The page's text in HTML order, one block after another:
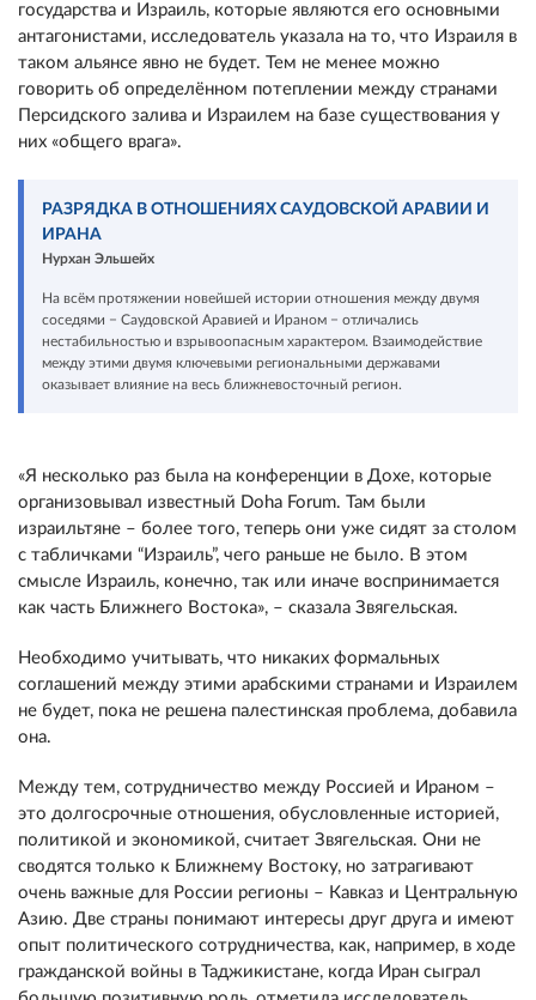
государства и Израиль, которые являются его основными
антагонистами, исследователь указала на то, что Израиля в
таком альянсе явно не будет. Тем не менее можно
говорить об определённом потеплении между странами
Персидского залива и Израилем на базе существования у
них «общего врага».
РАЗРЯДКА В ОТНОШЕНИЯХ САУДОВСКОЙ АРАВИИ И
ИРАНА
Нурхан Эльшейх
На всём протяжении новейшей истории отношения между двумя
соседями − Саудовской Аравией и Ираном − отличались
нестабильностью и взрывоопасным характером. Взаимодействие
между этими двумя ключевыми региональными державами
оказывает влияние на весь ближневосточный регион.
«Я несколько раз была на конференции в Дохе, которые
организовывал известный Doha Forum. Там были
израильтяне – более того, теперь они уже сидят за столом
с табличками “Израиль”, чего раньше не было. В этом
смысле Израиль, конечно, так или иначе воспринимается
как часть Ближнего Востока», – сказала Звягельская.
Необходимо учитывать, что никаких формальных
соглашений между этими арабскими странами и Израилем
не будет, пока не решена палестинская проблема, добавила
она.
Между тем, сотрудничество между Россией и Ираном –
это долгосрочные отношения, обусловленные историей,
политикой и экономикой, считает Звягельская. Они не
сводятся только к Ближнему Востоку, но затрагивают
очень важные для России регионы – Кавказ и Центральную
Азию. Две страны понимают интересы друг друга и имеют
опыт политического сотрудничества, как, например, в ходе
гражданской войны в Таджикистане, когда Иран сыграл